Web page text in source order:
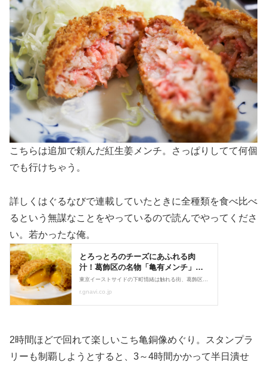
こちらは追加で頼んだ紅生姜メンチ。さっぱりしてて何個
でも行けちゃう。
詳しくはぐるなびで連載していたときに全種類を食べ比べ
るという無謀なことをやっているので読んでやってくださ
い。若かったな俺。
2時間ほどで回れて楽しいこち亀銅像めぐり。スタンプラ
リーも制覇しようとすると、3～4時間かかって半日潰せ